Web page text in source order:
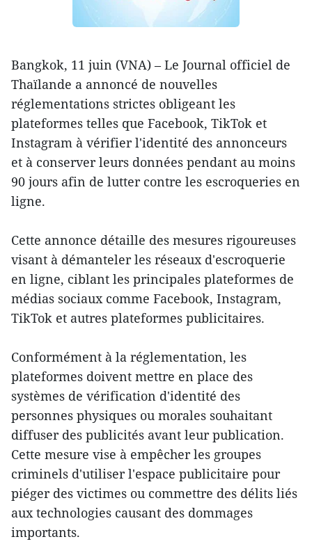
Bangkok, 11 juin (VNA) – Le Journal officiel de
Thaïlande a annoncé de nouvelles
réglementations strictes obligeant les
plateformes telles que Facebook, TikTok et
Instagram à vérifier l'identité des annonceurs
et à conserver leurs données pendant au moins
90 jours afin de lutter contre les escroqueries en
ligne.
Cette annonce détaille des mesures rigoureuses
visant à démanteler les réseaux d'escroquerie
en ligne, ciblant les principales plateformes de
médias sociaux comme Facebook, Instagram,
TikTok et autres plateformes publicitaires.
Conformément à la réglementation, les
plateformes doivent mettre en place des
systèmes de vérification d'identité des
personnes physiques ou morales souhaitant
diffuser des publicités avant leur publication.
Cette mesure vise à empêcher les groupes
criminels d'utiliser l'espace publicitaire pour
piéger des victimes ou commettre des délits liés
aux technologies causant des dommages
importants.